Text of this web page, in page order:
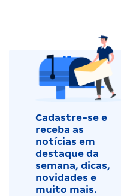
Cadastre-se e
receba as
notícias em
destaque da
semana, dicas,
novidades e
muito mais.